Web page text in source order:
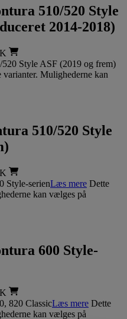
510/520 Style
2014-2018)
varianter. Mulighederne kan
510/520 Style
Læs mere Dette
kan vælges på
600 Style-
Læs mere Dette
kan vælges på